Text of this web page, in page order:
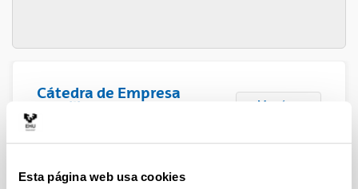
Esta página web usa cookies
Cátedra de Empresa
Familiar
Menú Abrir/cerrar
Informes de situación